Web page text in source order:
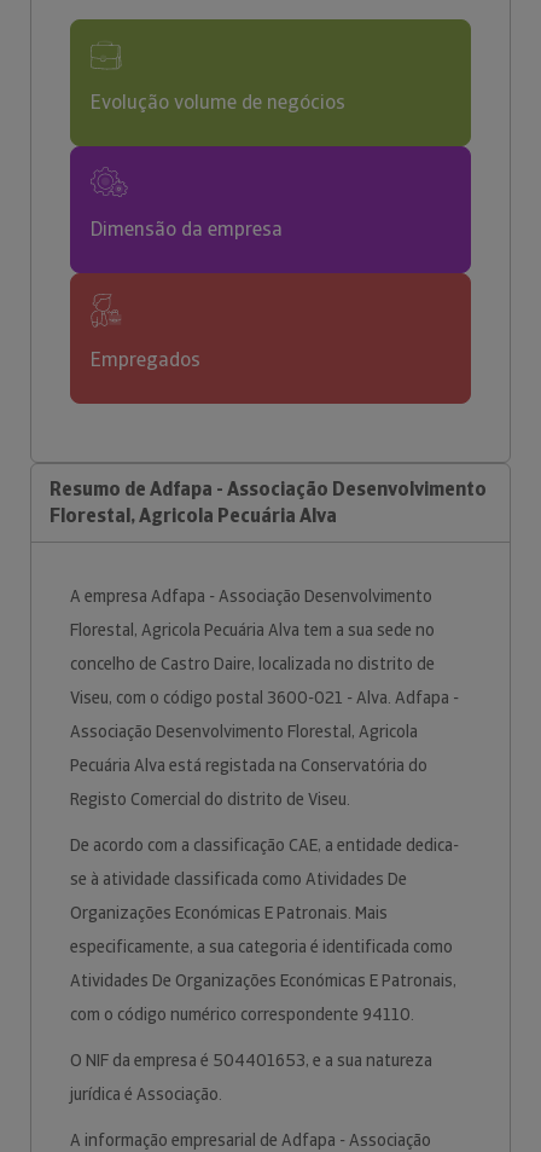
Evolução volume de negócios
Dimensão da empresa
Empregados
Resumo de Adfapa - Associação Desenvolvimento
Florestal, Agricola Pecuária Alva
A empresa Adfapa - Associação Desenvolvimento
Florestal, Agricola Pecuária Alva tem a sua sede no
concelho de Castro Daire, localizada no distrito de
Viseu, com o código postal 3600-021 - Alva. Adfapa -
Associação Desenvolvimento Florestal, Agricola
Pecuária Alva está registada na Conservatória do
Registo Comercial do distrito de Viseu.
De acordo com a classificação CAE, a entidade dedica-
se à atividade classificada como Atividades De
Organizações Económicas E Patronais. Mais
especificamente, a sua categoria é identificada como
Atividades De Organizações Económicas E Patronais,
com o código numérico correspondente 94110.
O NIF da empresa é 504401653, e a sua natureza
jurídica é Associação.
A informação empresarial de Adfapa - Associação